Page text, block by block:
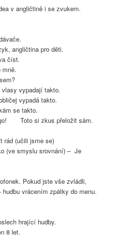
v angličtině i se zvukem.
angličtina pro děti.
číst.
vypadají takto.
vypadá takto.
se takto.
go! Toto si zkus přeložit sám.
rád (učili jsme se)
srovnání) – Je
Pokud jste vše zvládli,
vrácením zpátky do menu.
hrající hudby.
8 let.